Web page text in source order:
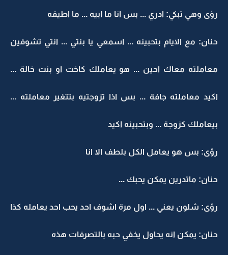
رؤى وهي تبكي: ادري ... بس انا ما ابيه ... ما اطيقه
حنان: مع الايام بتحبينه ... اسمعي يا بنتي ... انتي تشوفين
معاملته معاك احين ... هو يعاملك كاخت او بنت خالة ...
اكيد معاملته جافة ... بس اذا تزوجتيه بتتغير معاملته ...
بيعاملك كزوجة ... وبتحبينه اكيد
رؤى: بس هو يعامل الكل بلطف الا انا
حنان: ماتدرين يمكن يحبك ...
رؤى: شلون يعني ... اول مرة اشوف احد يحب احد يعامله كذا
حنان: يمكن انه يحاول يخفي حبه بالتصرفات هذه